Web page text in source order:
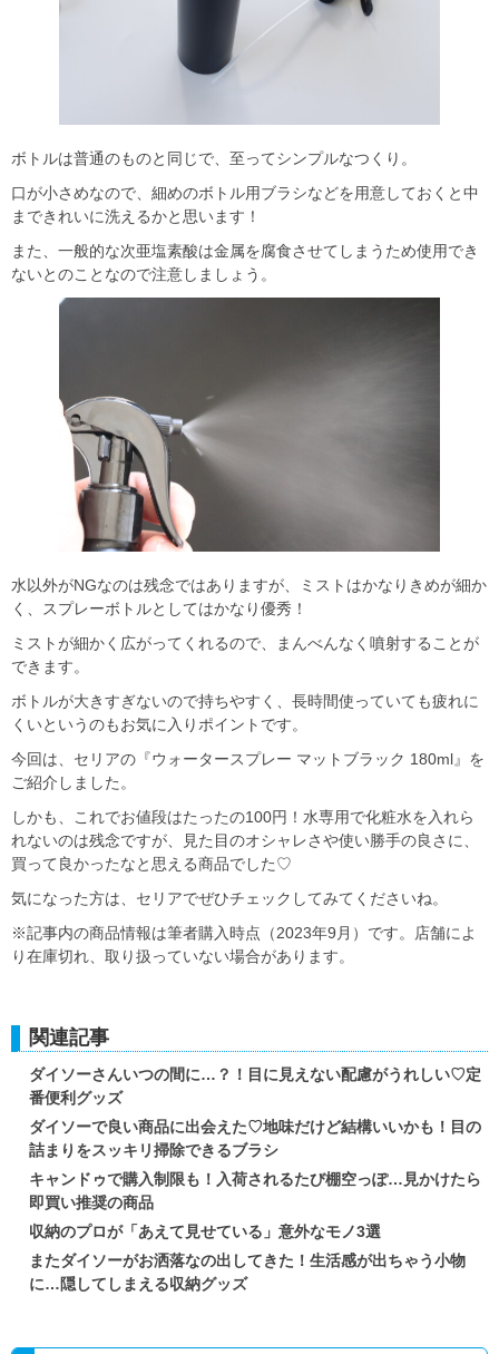
ボトルは普通のものと同じで、至ってシンプルなつくり。
口が小さめなので、細めのボトル用ブラシなどを用意しておくと中
まできれいに洗えるかと思います！
また、一般的な次亜塩素酸は金属を腐食させてしまうため使用でき
ないとのことなので注意しましょう。
水以外がNGなのは残念ではありますが、ミストはかなりきめが細か
く、スプレーボトルとしてはかなり優秀！
ミストが細かく広がってくれるので、まんべんなく噴射することが
できます。
ボトルが大きすぎないので持ちやすく、長時間使っていても疲れに
くいというのもお気に入りポイントです。
今回は、セリアの『ウォータースプレー マットブラック 180ml』を
ご紹介しました。
しかも、これでお値段はたったの100円！水専用で化粧水を入れら
れないのは残念ですが、見た目のオシャレさや使い勝手の良さに、
買って良かったなと思える商品でした♡
気になった方は、セリアでぜひチェックしてみてくださいね。
※記事内の商品情報は筆者購入時点（2023年9月）です。店舗によ
り在庫切れ、取り扱っていない場合があります。
関連記事
ダイソーさんいつの間に…？！目に見えない配慮がうれしい♡定
番便利グッズ
ダイソーで良い商品に出会えた♡地味だけど結構いいかも！目の
詰まりをスッキリ掃除できるブラシ
キャンドゥで購入制限も！入荷されるたび棚空っぽ…見かけたら
即買い推奨の商品
収納のプロが「あえて見せている」意外なモノ3選
またダイソーがお洒落なの出してきた！生活感が出ちゃう小物
に…隠してしまえる収納グッズ